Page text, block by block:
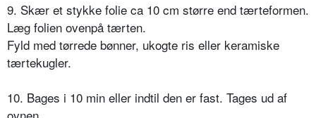
9. Skær et stykke folie ca 10 cm større end tærteformen.
Læg folien ovenpå tærten.
Fyld med tørrede bønner, ukogte ris eller keramiske
tærtekugler.
10. Bages i 10 min eller indtil den er fast. Tages ud af